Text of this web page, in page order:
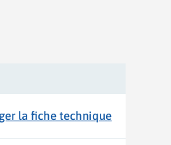
la fiche technique